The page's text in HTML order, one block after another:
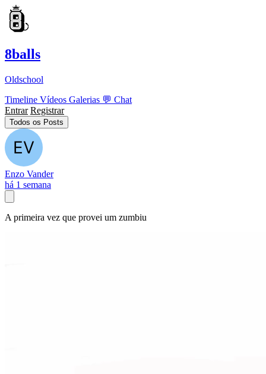
8balls
Oldschool
Timeline Vídeos Galerias 💬 Chat
Entrar Registrar
Todos os Posts
Enzo Vander
há 1 semana
A primeira vez que provei um zumbiu